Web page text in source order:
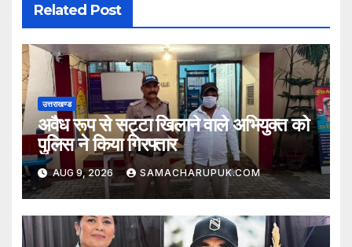
Related Post
उत्तराखण्ड
अवैध रूप से सट्टा खिलाने वाले अभियुक्त को
पुलिस ने किया गिरफ्तार
AUG 9, 2026 SAMACHARUPUK.COM